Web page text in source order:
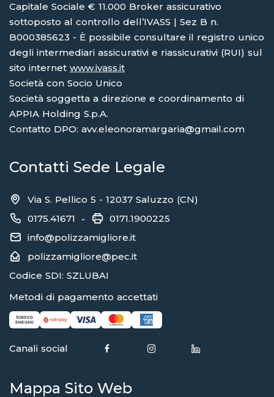
Capitale Sociale € 11.000 Broker assicurativo
sottoposto al controllo dell’IVASS | Sez B n.
B000385623 - È possibile consultare il registro unico
degli intermediari assicurativi e riassicurativi (RUI) sul
sito internet www.ivass.it
Società con Socio Unico
Società soggetta a direzione e coordinamento di
APPIA Holding S.p.A.
Contatto DPO: avv.eleonoramargaria@gmail.com
Contatti Sede Legale
Via S. Pellico 5 - 12037 Saluzzo (CN)
0175.41671 -
0171.1900225
info@polizzamigliore.it
polizzamigliore@pec.it
Codice SDI: SZLUBAI
Metodi di pagamento accettati
Canali social
Mappa Sito Web